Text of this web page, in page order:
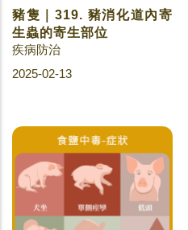
豬隻｜319. 豬消化道內寄
生蟲的寄生部位
疾病防治
2025-02-13